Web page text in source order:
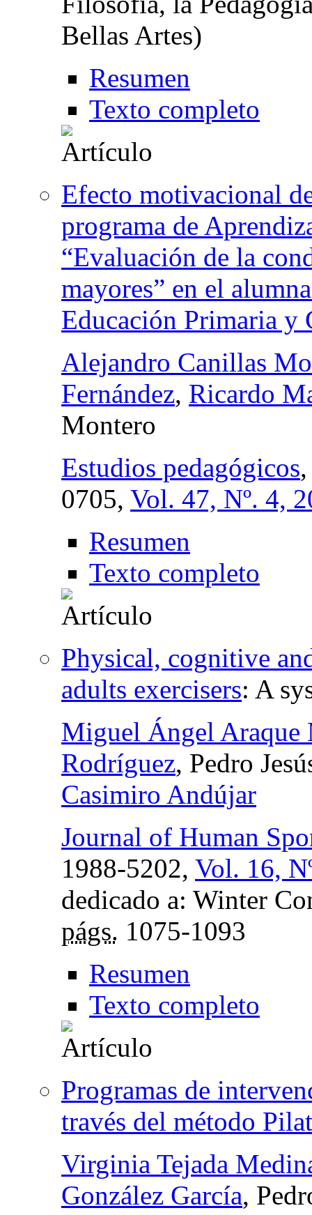
Bellas Artes)
Resumen
Texto completo
Efecto motivacional
programa de
“Evaluación de la
mayores” en el
Educación Primaria y
Alejandro Canillas
Fernández, Ricardo
Montero
Estudios pedagógicos
0705, Vol. 47, Nº. 4,
Resumen
Texto completo
Physical, cognitive
adults exercisers: A
Miguel Ángel Araque
Rodríguez, Pedro
Casimiro Andújar
Journal of Human
1988-5202, Vol. 16,
dedicado a: Winter
págs. 1075-1093
Resumen
Texto completo
Programas de
través del método
Virginia Tejada
González García,